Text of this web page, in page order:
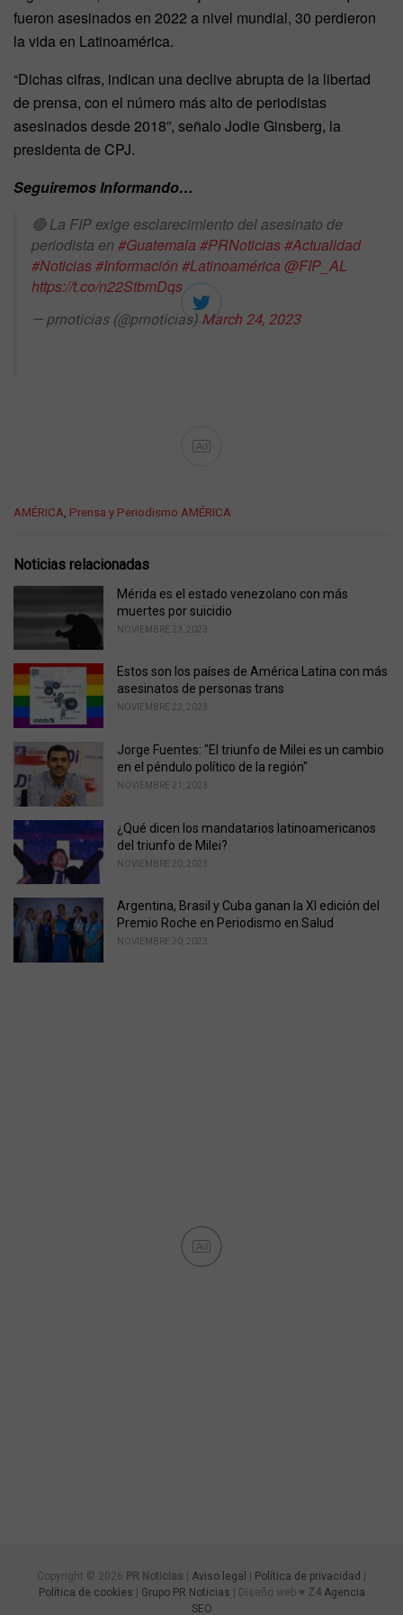
fueron asesinados en 2022 a nivel mundial, 30 perdieron
la vida en Latinoamérica.
“Dichas cifras, indican una declive abrupta de la libertad
de prensa, con el número más alto de periodistas
asesinados desde 2018”, señalo Jodie Ginsberg, la
presidenta de CPJ.
Seguiremos Informando…
🔴 La FIP exige esclarecimiento del asesinato de
periodista en #Guatemala #PRNoticias#Actualidad
#Noticias#Información #Latinoamérica @FIP_AL
https://t.co/n22StbmDqs
— prnoticias (@prnoticias)March 24, 2023
Ad
C
e
:
AMÉRICA, Prensa y Periodismo AMÉRICA
Noticias relacionadas
Mérida es el estado venezolano con más
muertes por suicidio
NOVIEMBRE 23, 2023
Estos son los países de América Latina con más
asesinatos de personas trans
NOVIEMBRE 22, 2023
Jorge Fuentes: "El triunfo de Milei es un cambio
en el péndulo político de la región"
NOVIEMBRE 21, 2023
¿Qué dicen los mandatarios latinoamericanos
del triunfo de Milei?
NOVIEMBRE 20, 2023
Argentina, Brasil y Cuba ganan la XI edición del
Premio Roche en Periodismo en Salud
NOVIEMBRE 20, 2023
Ad
Copyright © 2026 PR Noticias Aviso legal Política de privacidad
Política de cookies
Grupo PR Noticias | Diseño web ♥ Z4 Agencia
SEO